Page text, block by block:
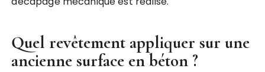
Quel revêtement appliquer sur une
ancienne surface en béton ?